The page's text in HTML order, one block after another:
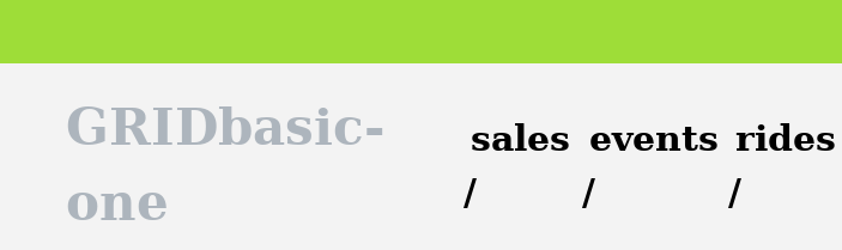
GRIDbasic-
one
sales
/
events
/
rides
/